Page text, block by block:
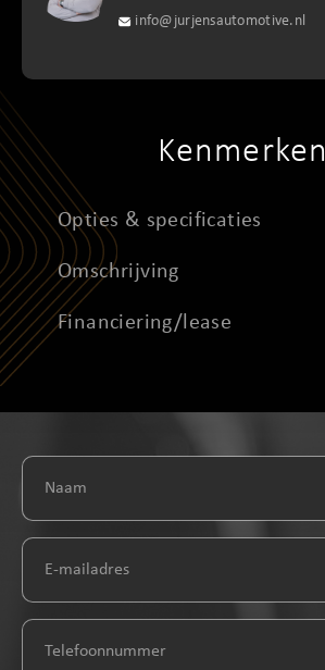
info@jurjensautomotive.nl
Kenmerken
Opties & specificaties
Omschrijving
Financiering/lease